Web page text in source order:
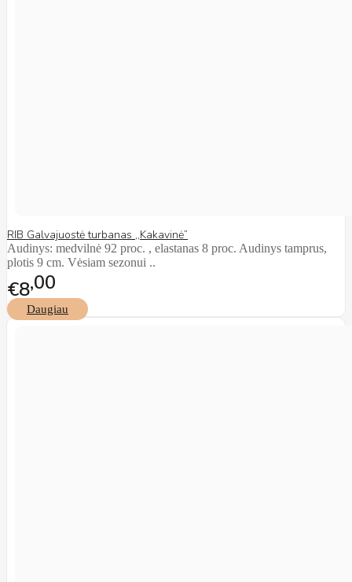
RIB Galvajuostė turbanas ,,Kakavinė”
Audinys: medvilnė 92 proc. , elastanas 8 proc. Audinys tamprus,
plotis 9 cm. Vėsiam sezonui ..
€800
Daugiau